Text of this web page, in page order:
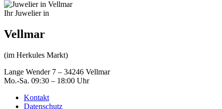
Ihr Juwelier in
Vellmar
(im Herkules Markt)
Lange Wender 7 – 34246 Vellmar
Mo.-Sa. 09:30 – 18:00 Uhr
Kontakt
Datenschutz